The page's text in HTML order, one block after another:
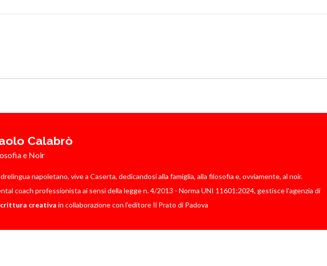
Calabrò
e Noir
napoletano, vive a Caserta, dedicandosi alla famiglia, alla filosofia e, ovviamente, al noir.
coach professionista ai sensi della legge n. 4/2013 - Norma UNI 11601:2024, gestisce l'agenzia di
creativa in collaborazione con l'editore Il Prato di Padova